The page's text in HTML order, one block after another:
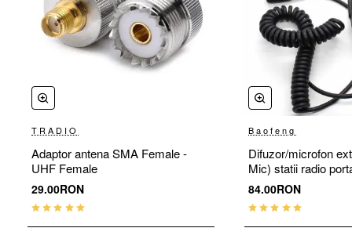
TRADIO
Adaptor antena SMA Female -
UHF Female
29.00RON
Baofeng
Difuzor/microfon
Mic) statii radio
Wouxun, Puxing,
84.00RON